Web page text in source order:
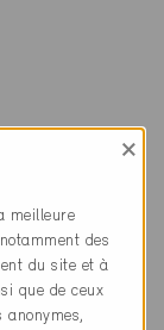
×
meilleure
des
du site et à
que de ceux